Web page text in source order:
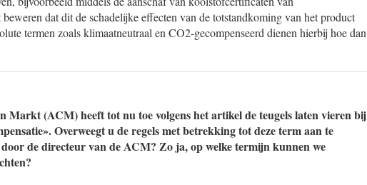
dat dit de schadelijke effecten van de totstandkoming van het product
termen zoals klimaatneutraal en CO2-gecompenseerd dienen hierbij hoe dan
Markt (ACM) heeft tot nu toe volgens het artikel de teugels laten vieren bij
Overweegt u de regels met betrekking tot deze term aan te
door de directeur van de ACM? Zo ja, op welke termijn kunnen we